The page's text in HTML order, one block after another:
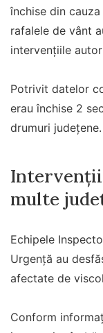
închise din
rafalele de vânt
intervențiile
Potrivit datelor
erau închise 2
drumuri județene.
Intervenții
multe
Echipele
Urgență au
afectate de
Conform